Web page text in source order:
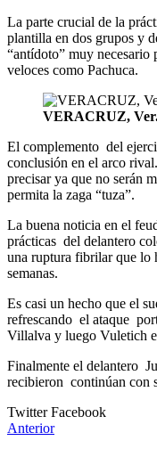
La parte crucial de la
plantilla en dos grupos y
“antídoto” muy necesario
veloces como Pachuca.
VERACRUZ,
El complemento del
conclusión en el arco
precisar ya que no serán
permita la zaga “tuza”.
La buena noticia en el
prácticas del delantero
una ruptura fibrilar que lo
semanas.
Es casi un hecho que el
refrescando el ataque
Villalva y luego Vuletich
Finalmente el delantero
recibieron continúan con
TwitterFacebook
Anterior